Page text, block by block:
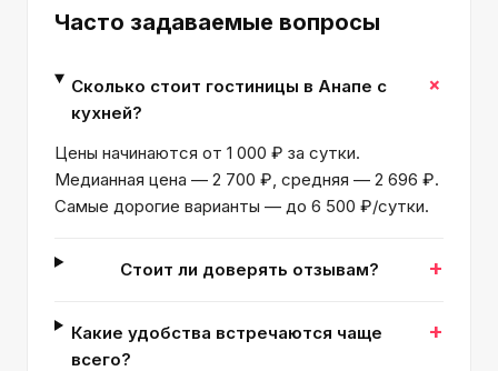
Часто задаваемые вопросы
Сколько стоит гостиницы в Анапе с
кухней?
+
Цены начинаются от 1 000 ₽ за сутки.
Медианная цена — 2 700 ₽, средняя — 2 696 ₽.
Самые дорогие варианты — до 6 500 ₽/сутки.
Стоит ли доверять отзывам? +
Какие удобства встречаются чаще
всего?
+